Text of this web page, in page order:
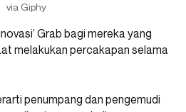
via Giphy
Grab bagi mereka yang
melakukan percakapan selama
penumpang dan pengemudi